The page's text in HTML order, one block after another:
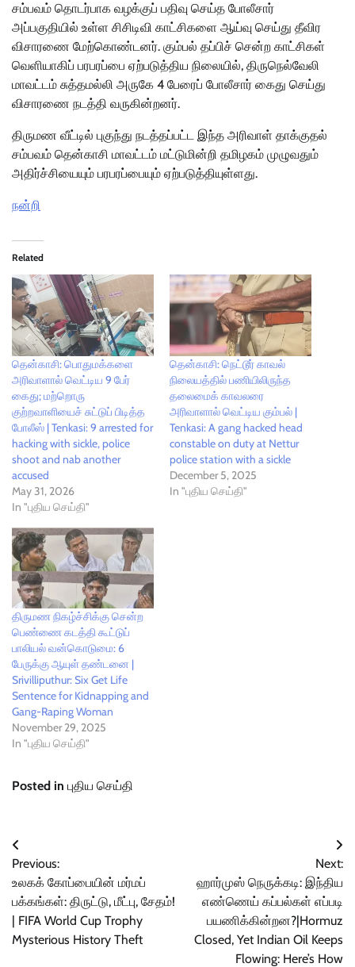
சம்பவம் தொடர்பாக வழக்குப் பதிவு செய்த போலீசார்
அப்பகுதியில் உள்ள சிசிடிவி காட்சிகளை ஆய்வு செய்து தீவிர
விசாரணை மேற்கொண்டனர். கும்பல் தப்பிச் சென்ற காட்சிகள்
வெளியாகிப் பரபரப்பை ஏற்படுத்திய நிலையில், திருநெல்வேலி
மாவட்டம் சுத்தமல்லி அருகே 4 பேரைப் போலீசார் கைது செய்து
விசாரணை நடத்தி வருகின்றனர்.
திருமண வீட்டில் புகுந்து நடத்தப்பட்ட இந்த அரிவாள் தாக்குதல்
சம்பவம் தென்காசி மாவட்டம் மட்டுமின்றி தமிழகம் முழுவதும்
அதிர்ச்சியையும் பரபரப்பையும் ஏற்படுத்தியுள்ளது.
நன்றி
Related
தென்காசி: பொதுமக்களை
அரிவாளால் வெட்டிய 9 பேர்
கைது; மற்றொரு
குற்றவாளியைச் சுட்டுப் பிடித்த
போலீஸ் | Tenkasi: 9 arrested for
hacking with sickle, police
shoot and nab another
accused
May 31, 2026
In "புதிய செய்தி"
தென்காசி: நெட்டூர் காவல்
நிலையத்தில் பணியிலிருந்த
தலைமைக் காவலரை
அரிவாளால் வெட்டிய கும்பல் |
Tenkasi: A gang hacked head
constable on duty at Nettur
police station with a sickle
December 5, 2025
In "புதிய செய்தி"
திருமண நிகழ்ச்சிக்கு சென்ற
பெண்ணை கடத்தி கூட்டுப்
பாலியல் வன்கொடுமை: 6
பேருக்கு ஆயுள் தண்டனை |
Srivilliputhur: Six Get Life
Sentence for Kidnapping and
Gang-Raping Woman
November 29, 2025
In "புதிய செய்தி"
Posted in புதிய செய்தி
Post
navigation
Previous:
உலகக் கோப்பையின் மர்மப்
பக்கங்கள்: திருட்டு, மீட்பு, சேதம்!
| FIFA World Cup Trophy
Mysterious History Theft
Next:
ஹார்முஸ் நெருக்கடி: இந்திய
எண்ணெய் கப்பல்கள் எப்படி
பயணிக்கின்றன?|Hormuz
Closed, Yet Indian Oil Keeps
Flowing: Here’s How